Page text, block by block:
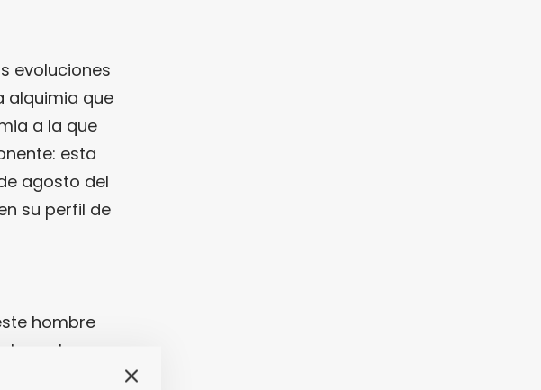
evoluciones
alquimia que
a la que
esta
agosto del
su perfil de
hombre
nubes… y
me